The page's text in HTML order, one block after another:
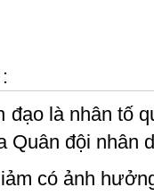
đạo là nhân tố
Quân đội nhân
có ảnh